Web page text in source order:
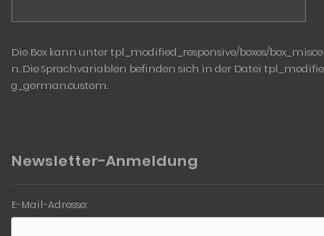
Die Box kann unter tpl_modified_responsive/boxes/
n. Die Sprachvariablen befinden sich in der Datei
g_german.custom.
Newsletter-Anmeldung
E-Mail-Adresse: